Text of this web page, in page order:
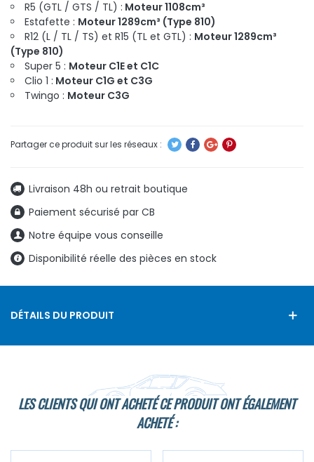
R5 (GTL / GTS / TL) : Moteur 1108cm³
Estafette : Moteur 1289cm³ (Type 810)
R12 (L / TL / TS) et R15 (TL et GTL) : Moteur 1289cm³
(Type 810)
Super 5 : Moteur C1E et C1C
Clio 1 : Moteur C1G et C3G
Twingo : Moteur C3G
Livraison 48h ou retrait boutique
Paiement sécurisé par CB
Notre équipe vous conseille
Disponibilité réelle des pièces en stock
DÉTAILS DU PRODUIT
LES CLIENTS QUI ONT ACHETÉ CE PRODUIT ONT ÉGALEMENT
ACHETÉ :